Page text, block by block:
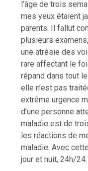
l’âge de trois
mes yeux étaient
parents. Il fallut
plusieurs
une atrésie des
rare affectant le
répand dans tout
elle n’est pas
extrême urgence
d’une personne
maladie est de
les réactions de
maladie. Avec
jour et nuit, 24h/24.